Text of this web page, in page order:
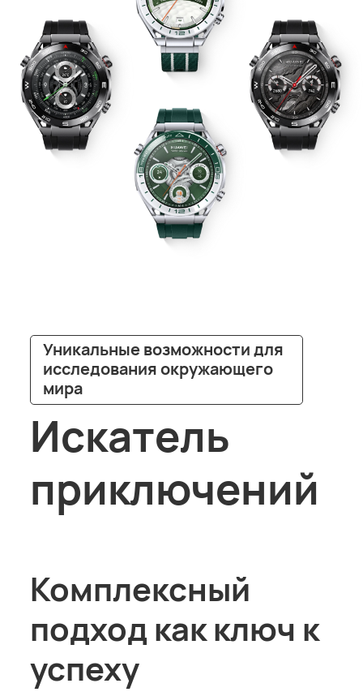
Уникальные возможности для
исследования окружающего
мира
Искатель
приключений
Комплексный
подход как ключ к
успеху